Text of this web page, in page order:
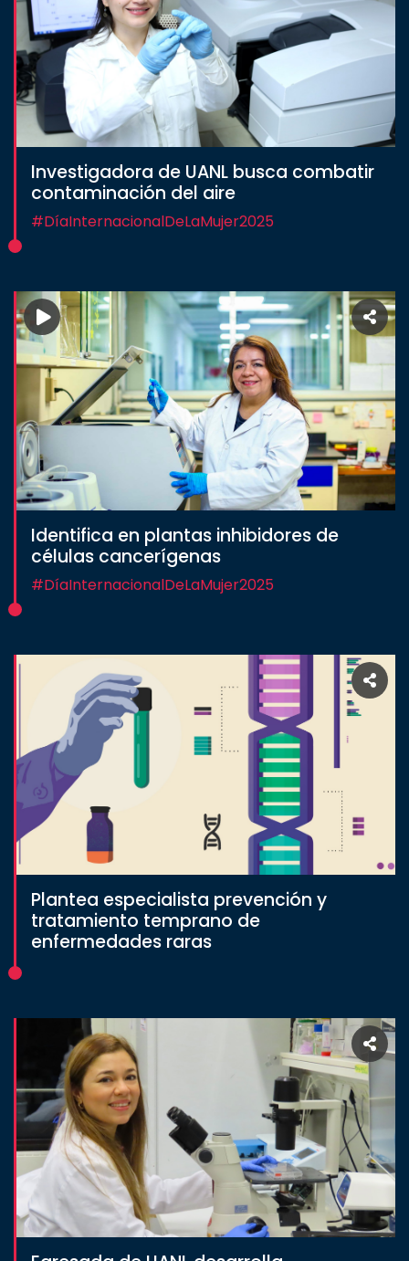
Investigadora de UANL busca combatir
contaminación del aire
#DíaInternacionalDeLaMujer2025
Identifica en plantas inhibidores de
células cancerígenas
#DíaInternacionalDeLaMujer2025
Plantea especialista prevención y
tratamiento temprano de
enfermedades raras